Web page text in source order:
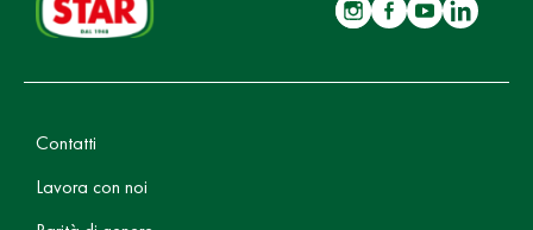
Contatti
Lavora con noi